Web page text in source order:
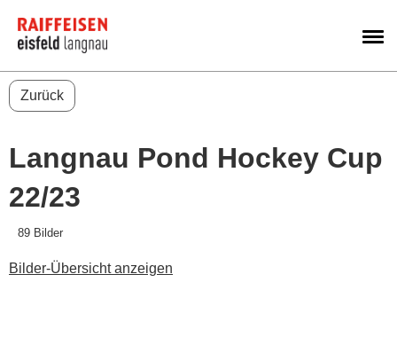
Zurück
Langnau Pond Hockey Cup
22/23
89 Bilder
Bilder-Übersicht anzeigen